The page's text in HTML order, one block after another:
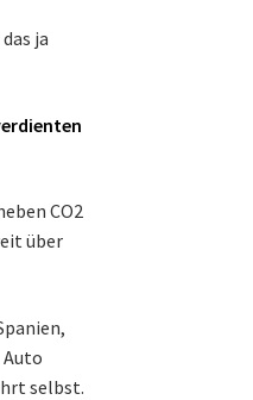
ja
CO2
über
selbst.